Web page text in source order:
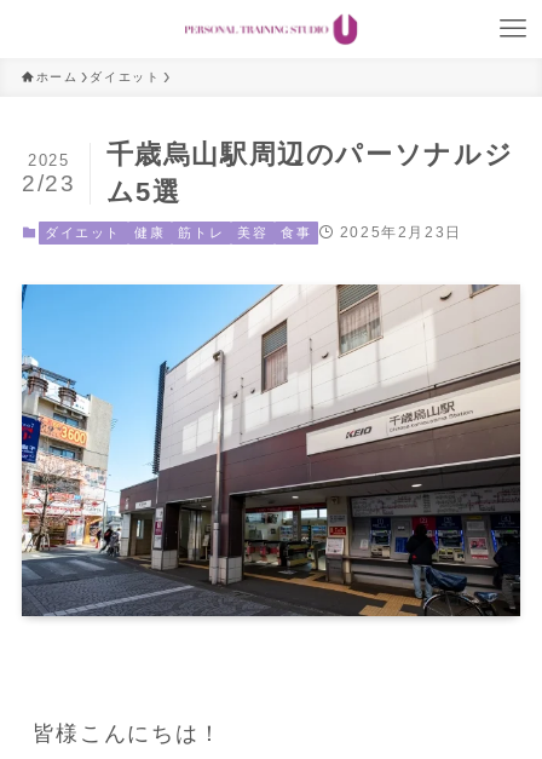
ホーム ダイエット
千歳烏山駅周辺のパーソナルジ
ム5選
2025
2/23
ダイエット 健康 筋トレ 美容 食事 2025年2月23日
皆様こんにちは！